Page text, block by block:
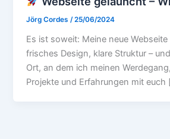
Jörg Cordes /25/06/2024
Es ist soweit: Meine neue
frisches Design, klare Struktur –
Ort, an dem ich meinen
Projekte und Erfahrungen mit euch